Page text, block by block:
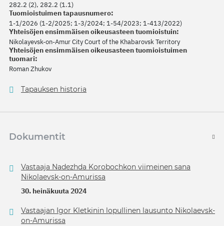
282.2 (2), 282.2 (1.1)
Tuomioistuimen tapausnumero:
1-1/2026 (1-2/2025; 1-3/2024; 1-54/2023; 1-413/2022)
Yhteisöjen ensimmäisen oikeusasteen tuomioistuin:
Nikolayevsk-on-Amur City Court of the Khabarovsk Territory
Yhteisöjen ensimmäisen oikeusasteen tuomioistuimen
tuomari:
Roman Zhukov
Tapauksen historia
Dokumentit
Vastaaja Nadezhda Korobochkon viimeinen sana
Nikolaevsk-on-Amurissa
30. heinäkuuta 2024
Vastaajan Igor Kletkinin lopullinen lausunto Nikolaevsk-
on-Amurissa